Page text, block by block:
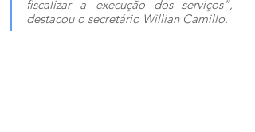
fiscalizar a execução dos serviços”,
destacou o secretário Willian Camillo.